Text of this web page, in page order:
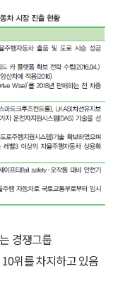
경쟁그룹
위를 차지하고 있음